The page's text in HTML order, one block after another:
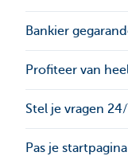
Bankier
Profiteer van
Stel je vragen
Pas je